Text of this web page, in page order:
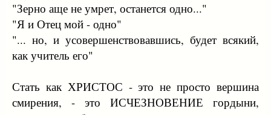
"Зерно аще не умрет, останется одно..."
"Я и Отец мой - одно"
"... но, и усовершенствовавшись, будет всякий,
как учитель его"
Стать как ХРИСТОС - это не просто вершина
смирения, - это ИСЧЕЗНОВЕНИЕ гордыни,